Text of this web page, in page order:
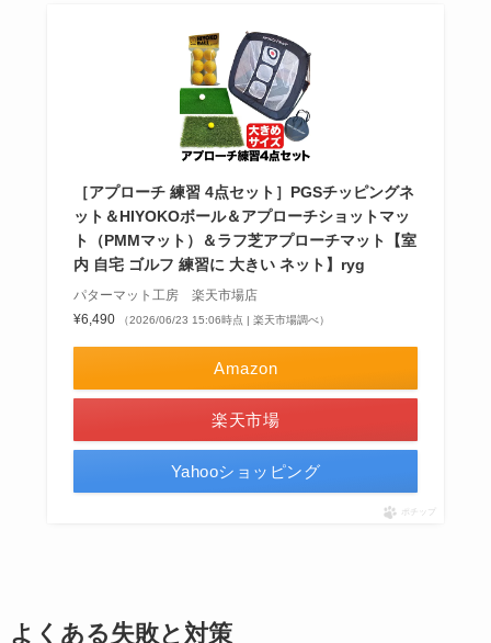
［アプローチ 練習 4点セット］PGSチッピングネ
ット＆HIYOKOボール＆アプローチショットマッ
ト（PMMマット）＆ラフ芝アプローチマット【室
内 自宅 ゴルフ 練習に 大きい ネット】ryg
パターマット工房 楽天市場店
¥6,490
（2026/06/23 15:06時点 | 楽天市場調べ）
Amazon
楽天市場
Yahooショッピング
ポチップ
よくある失敗と対策